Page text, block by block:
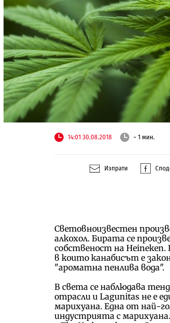
14:01 30.08.2018 ~ 1 мин.
Изпрати
Световноизвестен
алкохол. Бирата се
собственост на
в които канабисът е
"ароматна пенлива вода".
В света се наблюдава
отрасли и Lagunitas не е
марихуана. Една от най-
индустрията с